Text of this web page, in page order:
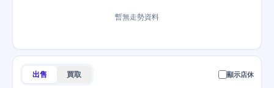
暫無走勢資料
出售 買取 顯示店休